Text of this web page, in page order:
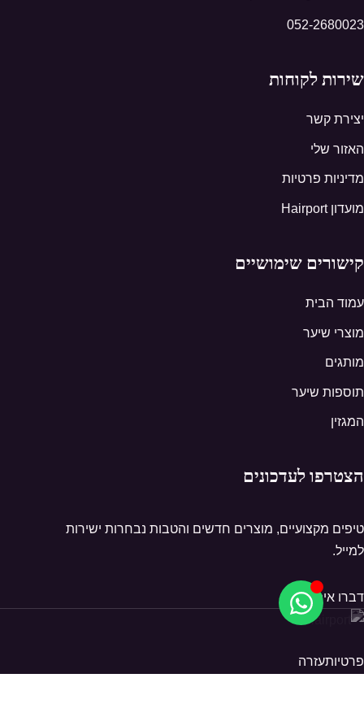
052-2680023
שירות לקוחות
יצירת קשר
האזור שלי
מדיניות פרטיות
מועדון Hairport
קישורים שימושיים
עמוד הבית
מוצרי שיער
מותגים
תוספות שיער
המגזין
הצטרפו לעדכונים
טיפים מקצועיים, מוצרים חדשים והטבות נבחרות ישירות
למייל.
דברו איתנו
פרטיותעזרה